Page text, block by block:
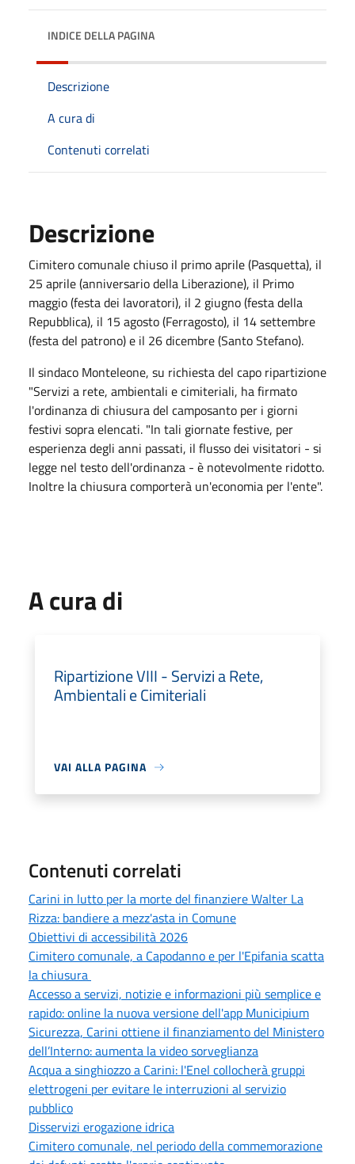
INDICE DELLA PAGINA
Descrizione
A cura di
Contenuti correlati
Descrizione
Cimitero comunale chiuso il primo aprile (Pasquetta), il
25 aprile (anniversario della Liberazione), il Primo
maggio (festa dei lavoratori), il 2 giugno (festa della
Repubblica), il 15 agosto (Ferragosto), il 14 settembre
(festa del patrono) e il 26 dicembre (Santo Stefano).
Il sindaco Monteleone, su richiesta del capo ripartizione
"Servizi a rete, ambientali e cimiteriali, ha firmato
l'ordinanza di chiusura del camposanto per i giorni
festivi sopra elencati. "In tali giornate festive, per
esperienza degli anni passati, il flusso dei visitatori - si
legge nel testo dell'ordinanza - è notevolmente ridotto.
Inoltre la chiusura comporterà un'economia per l'ente".
A cura di
Ripartizione VIII - Servizi a Rete,
Ambientali e Cimiteriali
VAI ALLA PAGINA
Contenuti correlati
Carini in lutto per la morte del finanziere Walter La
Rizza: bandiere a mezz'asta in Comune
Obiettivi di accessibilità 2026
Cimitero comunale, a Capodanno e per l'Epifania scatta
la chiusura
Accesso a servizi, notizie e informazioni più semplice e
rapido: online la nuova versione dell'app Municipium
Sicurezza, Carini ottiene il finanziamento del Ministero
dell’Interno: aumenta la video sorveglianza
Acqua a singhiozzo a Carini: l'Enel collocherà gruppi
elettrogeni per evitare le interruzioni al servizio
pubblico
Disservizi erogazione idrica
Cimitero comunale, nel periodo della commemorazione